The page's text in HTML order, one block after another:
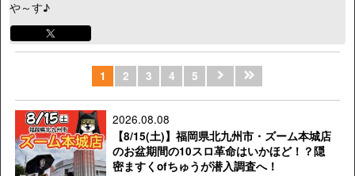
や～す♪
1 2 3 4 5
2026.08.08
【8/15(土)】福岡県北九州市・ズーム本城店
のお盆期間の10スロ革命はいかほど！？隠
密ますくofちゅうが潜入調査へ！